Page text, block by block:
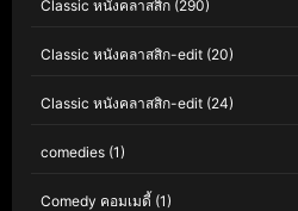
Classic หนังคลาสสิก (290)
Classic หนังคลาสสิก-edit (20)
Classic หนังคลาสสิก-edit (24)
comedies (1)
Comedy คอมเมดี้ (1)